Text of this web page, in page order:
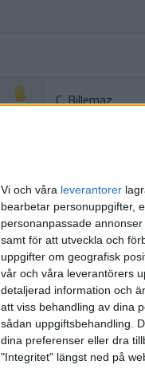
Vi och våra leverantorer
bearbetar personuppgifter,
personanpassade
samt för att utveckla och
uppgifter om geografisk
vår och våra leverantörers
detaljerad information och
att viss behandling av dina
sådan uppgiftsbehandling.
dina preferenser eller dra
"Integritet" längst ned på
81 min
C. Billemaz